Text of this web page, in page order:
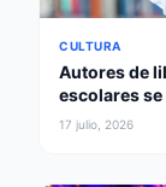
CULTURA
Autores de
escolares
padres
17 julio, 2026